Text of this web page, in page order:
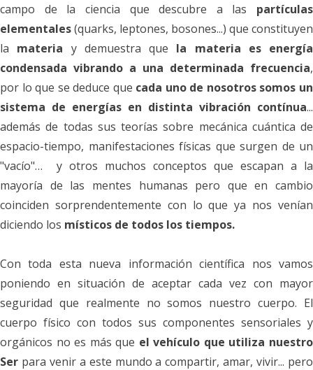
campo de la ciencia que descubre a las partículas
elementales(quarks, leptones, bosones...) que constituyen
la materia y demuestra que la materia es energía
condensada vibrando a una determinada frecuencia,
por lo que se deduce que cada uno de nosotros somos un
sistema de energías en distinta vibración contínua...
además de todas sus teorías sobre mecánica cuántica de
espacio-tiempo, manifestaciones físicas que surgen de un
"vacío"… y otros muchos conceptos que escapan a la
mayoría de las mentes humanas pero que en cambio
coinciden sorprendentemente con lo que ya nos venían
diciendo los místicos de todos los tiempos.
Con toda esta nueva información científica nos vamos
poniendo en situación de aceptar cada vez con mayor
seguridad que realmente no somos nuestro cuerpo. El
cuerpo físico con todos sus componentes sensoriales y
orgánicos no es más que el vehículo que utiliza nuestro
Ser para venir a este mundo a compartir, amar, vivir... pero